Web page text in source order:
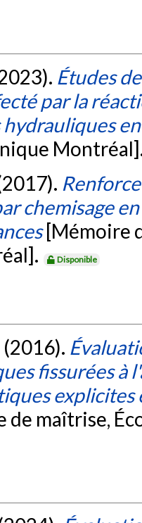
Études
par la
hydrauliques
chemisage
[Mémoire
Disponible
fissurées à
de maîtrise,